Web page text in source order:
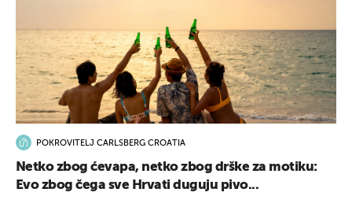
POKROVITELJ CARLSBERG CROATIA
Netko zbog ćevapa, netko zbog drške za motiku:
Evo zbog čega sve Hrvati duguju pivo...